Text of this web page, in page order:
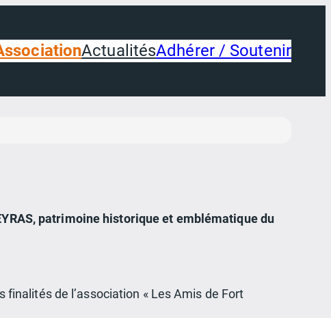
ActualitésAdhérer / Soutenir
patrimoine historique et emblématique du
de l’association « Les Amis de Fort